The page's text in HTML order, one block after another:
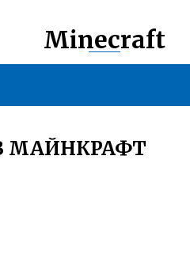
Minecraft
МАЙНКРАФТ